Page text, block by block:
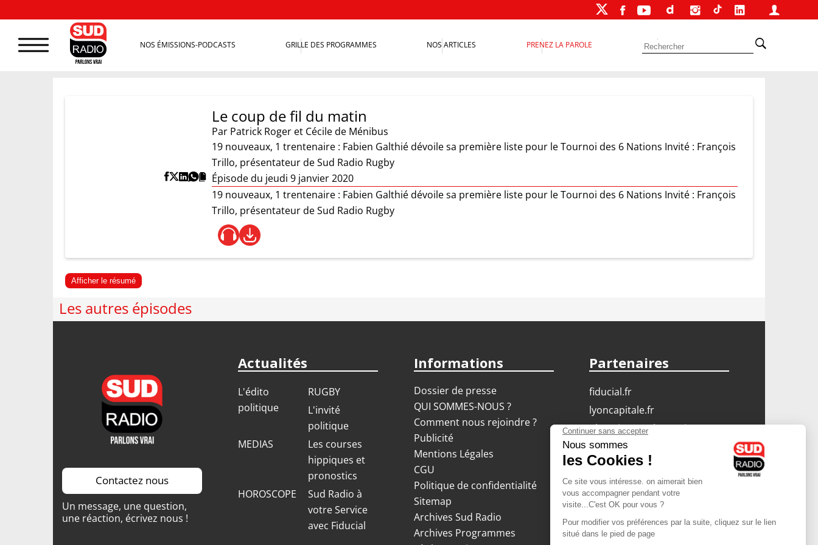
NOS ÉMISSIONS-PODCASTS GRILLE DES PROGRAMMES NOS ARTICLES PRENEZ LA PAROLE
Le coup de fil du matin
Par Patrick Roger et Cécile de Ménibus
19 nouveaux, 1 trentenaire : Fabien Galthié dévoile sa première liste pour le Tournoi des 6 Nations Invité : François
Trillo, présentateur de Sud Radio Rugby
Épisode du jeudi 9 janvier 2020
19 nouveaux, 1 trentenaire : Fabien Galthié dévoile sa première liste pour le Tournoi des 6 Nations Invité : François
Trillo, présentateur de Sud Radio Rugby
Afficher le résumé
Les autres épisodes
Contactez nous
Un message, une question,
une réaction, écrivez nous !
Actualités
L'édito
politique
RUGBY
L'invité
politique
MEDIAS
Les courses
hippiques et
pronostics
HOROSCOPE
Sud Radio à
votre Service
avec Fiducial
Informations
Dossier de presse
QUI SOMMES-NOUS ?
Comment nous rejoindre ?
Publicité
Mentions Légales
CGU
Politique de confidentialité
Sitemap
Archives Sud Radio
Archives Programmes
Partenaires
fiducial.fr
lyoncapitale.fr
olympique-et-lyonnais.com
L'application Iphone
/ Android
Téléchargez l'application